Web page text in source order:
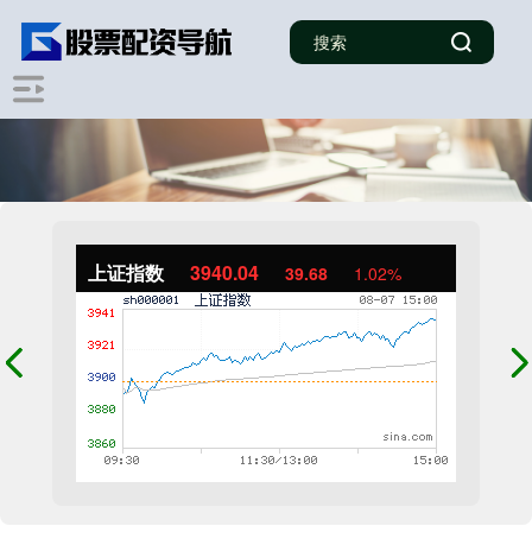
上证指数 3940.04 39.68 1.02%